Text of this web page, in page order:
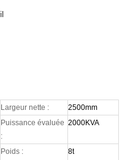
Largeur nette :
2500mm
Puissance évaluée
:
2000KVA
Poids : 8t